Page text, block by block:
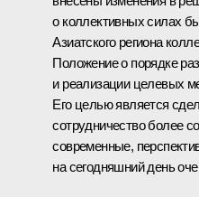
о коллективных силах
Азиатского региона
Положение о порядке
и реализации целевых
Его целью является
сотрудничество более
современные,
на сегодняшний день